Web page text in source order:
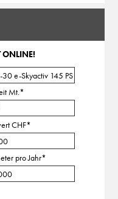
ONLINE!
Mt.*
CHF*
pro Jahr*